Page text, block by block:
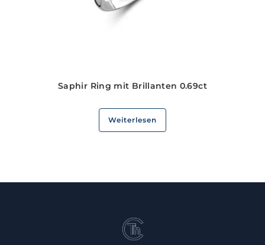
Saphir Ring mit Brillanten 0.69ct
Weiterlesen